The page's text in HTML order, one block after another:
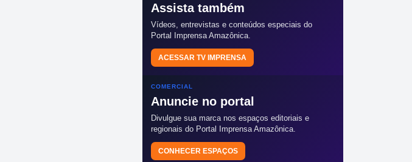
Assista também
Vídeos, entrevistas e conteúdos especiais do
Portal Imprensa Amazônica.
ACESSAR TV IMPRENSA
COMERCIAL
Anuncie no portal
Divulgue sua marca nos espaços editoriais e
regionais do Portal Imprensa Amazônica.
CONHECER ESPAÇOS